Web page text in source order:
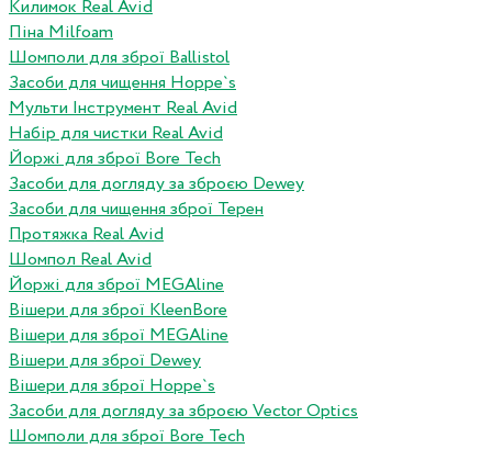
Килимок Real Avid
Піна Milfoam
Шомполи для зброї Ballistol
Засоби для чищення Hoppe`s
Мульти Інструмент Real Avid
Набір для чистки Real Avid
Йоржі для зброї Bore Tech
Засоби для догляду за зброєю Dewey
Засоби для чищення зброї Терен
Протяжка Real Avid
Шомпол Real Avid
Йоржі для зброї MEGAline
Вішери для зброї KleenBore
Вішери для зброї MEGAline
Вішери для зброї Dewey
Вішери для зброї Hoppe`s
Засоби для догляду за зброєю Vector Optics
Шомполи для зброї Bore Tech